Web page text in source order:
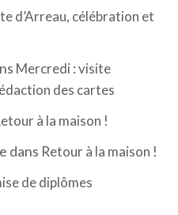
d’Arreau, célébration et
Mercredi : visite
des cartes
à la maison !
dans Retour à la maison !
de diplômes